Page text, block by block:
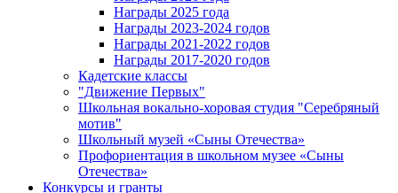
Награды 2025 года
Награды 2023-2024 годов
Награды 2021-2022 годов
Награды 2017-2020 годов
Кадетские классы
"Движение Первых"
Школьная вокально-хоровая студия "Серебряный
мотив"
Школьный музей «Сыны Отечества»
Профориентация в школьном музее «Сыны
Отечества»
Конкурсы и гранты